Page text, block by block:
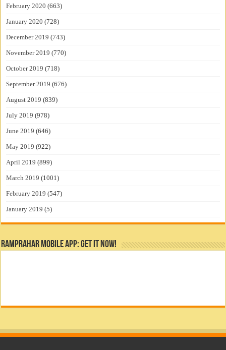
February 2020 (663)
January 2020 (728)
December 2019 (743)
November 2019 (770)
October 2019 (718)
September 2019 (676)
August 2019 (839)
July 2019 (978)
June 2019 (646)
May 2019 (922)
April 2019 (899)
March 2019 (1001)
February 2019 (547)
January 2019 (5)
RamPrahar Mobile App: Get it Now!